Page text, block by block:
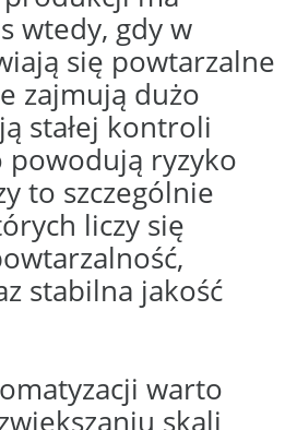
może
procesu lub
ze sobą
ograniczać
operatorów i
parametrów,
sterowania,
operatorskie,